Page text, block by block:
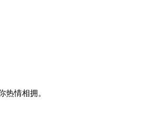
情相拥。